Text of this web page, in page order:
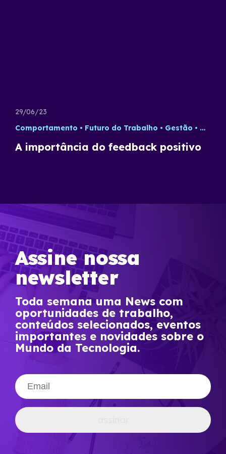
29/06/23
Comportamento
Futuro do Trabalho Gestão
A importância do feedback positivo
Assine nossa
newsletter
Toda semana uma News com
oportunidades de trabalho,
conteúdos selecionados, eventos
importantes e novidades sobre o
Mundo da Tecnologia.